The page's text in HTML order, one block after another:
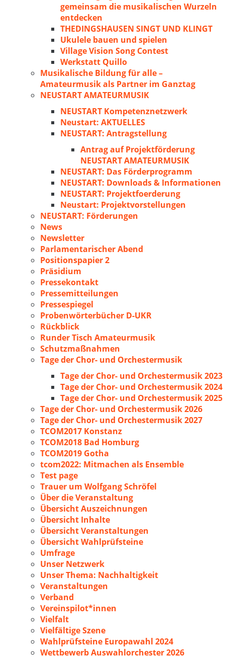
gemeinsam die musikalischen Wurzeln
entdecken
THEDINGSHAUSEN SINGT UND KLINGT
Ukulele bauen und spielen
Village Vision Song Contest
Werkstatt Quillo
Musikalische Bildung für alle –
Amateurmusik als Partner im Ganztag
NEUSTART AMATEURMUSIK
NEUSTART Kompetenznetzwerk
Neustart: AKTUELLES
NEUSTART: Antragstellung
Antrag auf Projektförderung
NEUSTART AMATEURMUSIK
NEUSTART: Das Förderprogramm
NEUSTART: Downloads & Informationen
NEUSTART: Projektfoerderung
Neustart: Projektvorstellungen
NEUSTART: Förderungen
News
Newsletter
Parlamentarischer Abend
Positionspapier 2
Präsidium
Pressekontakt
Pressemitteilungen
Pressespiegel
Probenwörterbücher D-UKR
Rückblick
Runder Tisch Amateurmusik
Schutzmaßnahmen
Tage der Chor- und Orchestermusik
Tage der Chor- und Orchestermusik 2023
Tage der Chor- und Orchestermusik 2024
Tage der Chor- und Orchestermusik 2025
Tage der Chor- und Orchestermusik 2026
Tage der Chor- und Orchestermusik 2027
TCOM2017 Konstanz
TCOM2018 Bad Homburg
TCOM2019 Gotha
tcom2022: Mitmachen als Ensemble
Test page
Trauer um Wolfgang Schröfel
Über die Veranstaltung
Übersicht Auszeichnungen
Übersicht Inhalte
Übersicht Veranstaltungen
Übersicht Wahlprüfsteine
Umfrage
Unser Netzwerk
Unser Thema: Nachhaltigkeit
Veranstaltungen
Verband
Vereinspilot*innen
Vielfalt
Vielfältige Szene
Wahlprüfsteine Europawahl 2024
Wettbewerb Auswahlorchester 2026